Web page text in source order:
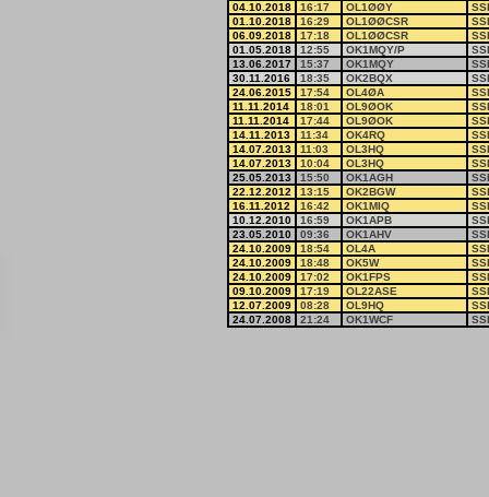
04.10.2018
16:17 OL1ØØY
01.10.2018
16:29 OL1ØØCSR
06.09.2018
17:18 OL1ØØCSR
01.05.2018
12:55 OK1MQY/P
13.06.2017
15:37 OK1MQY
30.11.2016
18:35 OK2BQX
24.06.2015
17:54 OL4ØA
11.11.2014
18:01 OL9ØOK
11.11.2014
17:44 OL9ØOK
14.11.2013
11:34 OK4RQ
14.07.2013
11:03 OL3HQ
14.07.2013
10:04 OL3HQ
25.05.2013
15:50 OK1AGH
22.12.2012
13:15 OK2BGW
16.11.2012
16:42 OK1MIQ
10.12.2010
16:59 OK1APB
23.05.2010
09:36 OK1AHV
24.10.2009
18:54 OL4A
24.10.2009
18:48 OK5W
24.10.2009
17:02 OK1FPS
09.10.2009
17:19 OL22ASE
12.07.2009
08:28 OL9HQ
24.07.2008
21:24 OK1WCF